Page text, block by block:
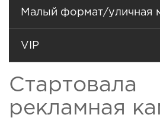
Малый формат/уличная
VIP
Стартовала
рекламная